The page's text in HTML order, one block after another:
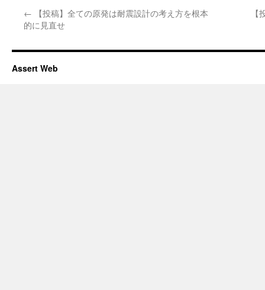
← 【投稿】全ての原発は耐震設計の考え方を根本
的に見直せ
Assert Web